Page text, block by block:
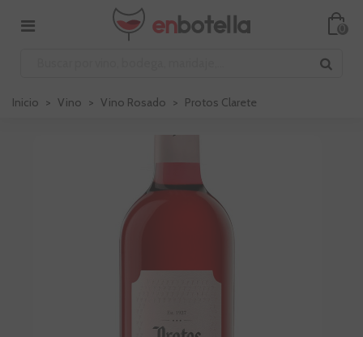
0
Inicio > Vino > Vino Rosado > Protos Clarete